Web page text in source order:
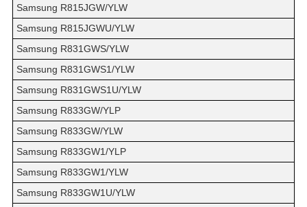
Samsung R815JGW/YLW
Samsung R815JGWU/YLW
Samsung R831GWS/YLW
Samsung R831GWS1/YLW
Samsung R831GWS1U/YLW
Samsung R833GW/YLP
Samsung R833GW/YLW
Samsung R833GW1/YLP
Samsung R833GW1/YLW
Samsung R833GW1U/YLW